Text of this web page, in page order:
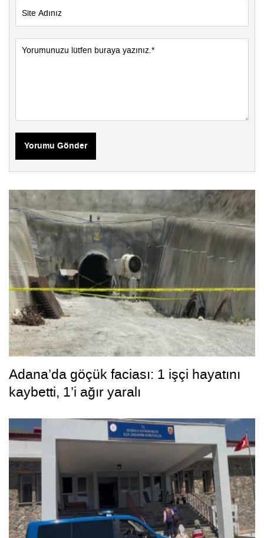
Yorumu Gönder
Adana’da göçük faciası: 1 işçi hayatını
kaybetti, 1’i ağır yaralı